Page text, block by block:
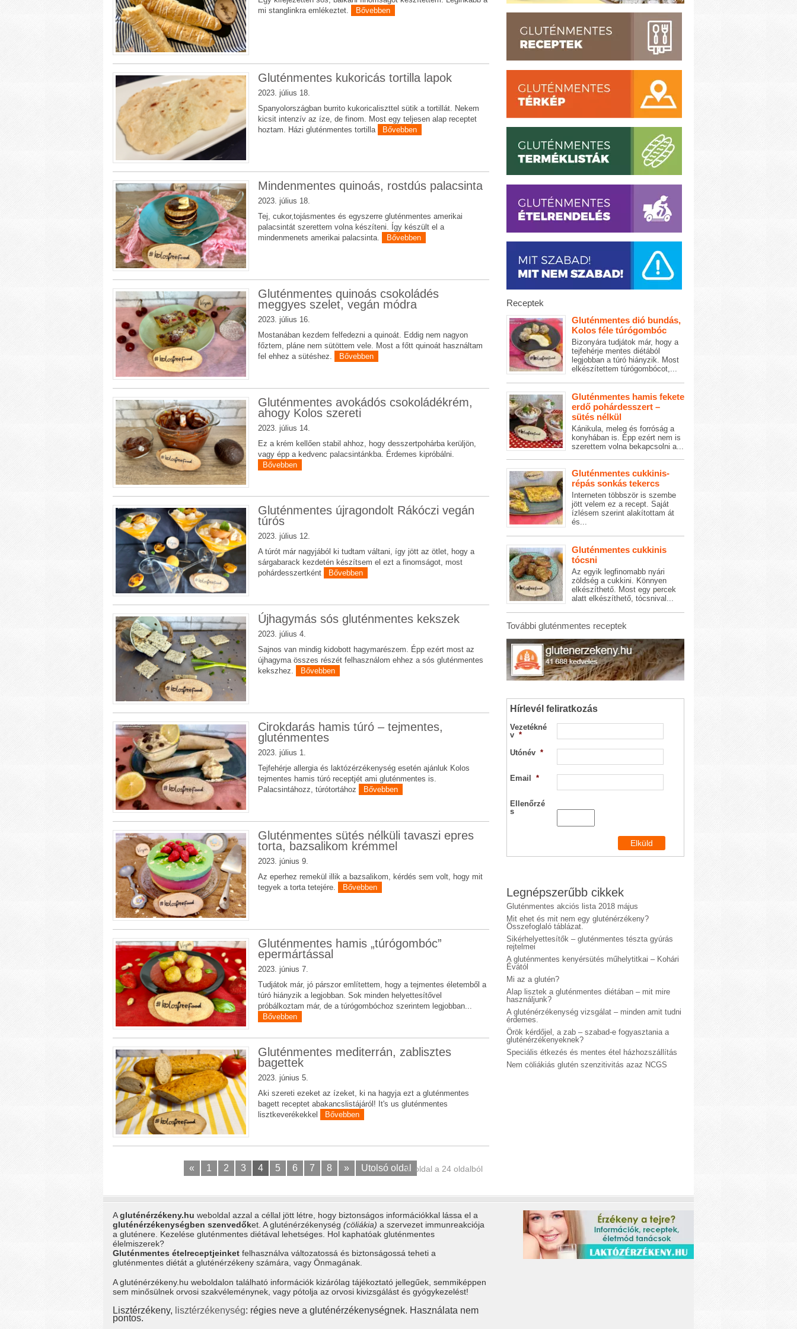
mi stanglinkra emlékeztet.
Bővebben
Gluténmentes kukoricás tortilla lapok
2023. július 18.
Spanyolországban burrito kukoricaliszttel sütik a tortillát. Nekem
kicsit intenzív az íze, de finom. Most egy teljesen alap receptet
hoztam. Házi gluténmentes tortilla
Bővebben
Mindenmentes quinoás, rostdús palacsinta
2023. július 18.
Tej, cukor,tojásmentes és egyszerre gluténmentes amerikai
palacsintát szerettem volna készíteni. Így készült el a
mindenmenets amerikai palacsinta.
Bővebben
Gluténmentes quinoás csokoládés
meggyes szelet, vegán módra
2023. július 16.
Mostanában kezdem felfedezni a quinoát. Eddig nem nagyon
főztem, pláne nem sütöttem vele. Most a főtt quinoát használtam
fel ehhez a sütéshez.
Bővebben
Gluténmentes avokádós csokoládékrém,
ahogy Kolos szereti
2023. július 14.
Ez a krém kellően stabil ahhoz, hogy desszertpohárba kerüljön,
vagy épp a kedvenc palacsintánkba. Érdemes kipróbálni.
Bővebben
Gluténmentes újragondolt Rákóczi vegán
túrós
2023. július 12.
A túrót már nagyjából ki tudtam váltani, így jött az ötlet, hogy a
sárgabarack kezdetén készítsem el ezt a finomságot, most
pohárdesszertként
Bővebben
Újhagymás sós gluténmentes kekszek
2023. július 4.
Sajnos van mindig kidobott hagymarészem. Épp ezért most az
újhagyma összes részét felhasználom ehhez a sós gluténmentes
kekszhez.
Bővebben
Cirokdarás hamis túró – tejmentes,
gluténmentes
2023. július 1.
Tejfehérje allergia és laktózérzékenység esetén ajánluk Kolos
tejmentes hamis túró receptjét ami gluténmentes is.
Palacsintáhozz, túrótortához
Bővebben
Gluténmentes sütés nélküli tavaszi epres
torta, bazsalikom krémmel
2023. június 9.
Az eperhez remekül illik a bazsalikom, kérdés sem volt, hogy mit
tegyek a torta tetejére.
Bővebben
Gluténmentes hamis „túrógombóc”
epermártással
2023. június 7.
Tudjátok már, jó párszor említettem, hogy a tejmentes életemből a
túró hiányzik a legjobban. Sok minden helyettesítővel
próbálkoztam már, de a túrógombóchoz szerintem legjobban...
Bővebben
Gluténmentes mediterrán, zablisztes
bagettek
2023. június 5.
Aki szereti ezeket az ízeket, ki na hagyja ezt a gluténmentes
bagett receptet abakancslistájáról! It's us gluténmentes
lisztkeverékekkel
Bővebben
4. oldal a 24 oldalból
« 1 2 3 4 5 6 7 8 » Utolsó oldal
Receptek
Gluténmentes dió bundás,
Kolos féle túrógombóc
Bizonyára tudjátok már, hogy a
tejfehérje mentes diétából
legjobban a túró hiányzik. Most
elkészítettem túrógombócot,...
Gluténmentes hamis fekete
erdő pohárdesszert –
sütés nélkül
Kánikula, meleg és forróság a
konyhában is. Épp ezért nem is
szerettem volna bekapcsolni a...
Gluténmentes cukkinis-
répás sonkás tekercs
Interneten többször is szembe
jött velem ez a recept. Saját
ízlésem szerint alakítottam át
és...
Gluténmentes cukkinis
tócsni
Az egyik legfinomabb nyári
zöldség a cukkini. Könnyen
elkészíthető. Most egy percek
alatt elkészíthető, tócsnival...
További gluténmentes receptek
Hírlevél feliratkozás
Vezetékné
v *
Utónév *
Email *
Ellenőrzé
s
Legnépszerűbb cikkek
Gluténmentes akciós lista 2018 május
Mit ehet és mit nem egy gluténérzékeny?
Összefoglaló táblázat.
Sikérhelyettesítők – gluténmentes tészta gyúrás
rejtelmei
A gluténmentes kenyérsütés műhelytitkai – Kohári
Évától
Mi az a glutén?
Alap lisztek a gluténmentes diétában – mit mire
használjunk?
A gluténérzékenység vizsgálat – minden amit tudni
érdemes.
Örök kérdőjel, a zab – szabad-e fogyasztania a
gluténérzékenyeknek?
Speciális étkezés és mentes étel házhozszállítás
Nem cöliákiás glutén szenzitivitás azaz NCGS
Agluténérzékeny.hu weboldal azzal a céllal jött létre, hogy biztonságos információkkal lássa el a
gluténérzékenységben szenvedőket. A gluténérzékenység (cöliákia) a szervezet immunreakciója
a gluténere. Kezelése gluténmentes diétával lehetséges. Hol kaphatóak gluténmentes
élelmiszerek?
Gluténmentes ételreceptjeinket felhasználva változatossá és biztonságossá teheti a
gluténmentes diétát a gluténérzékeny számára, vagy Önmagának.
A gluténérzékeny.hu weboldalon található információk kizárólag tájékoztató jellegűek, semmiképpen
sem minősülnek orvosi szakvéleménynek, vagy pótolja az orvosi kivizsgálást és gyógykezelést!
Lisztérzékeny, lisztérzékenység: régies neve a gluténérzékenységnek. Használata nem
pontos.